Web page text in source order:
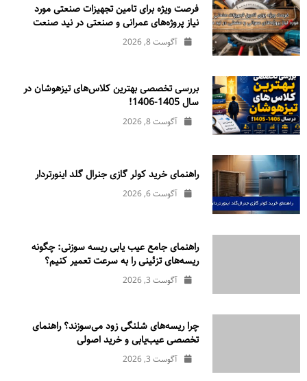
فرصت ویژه برای تامین تجهیزات صنعتی مورد
نیاز پروژه‌های عمرانی و صنعتی در نید صنعت
آگوست 8, 2026
بررسی تخصصی بهترین کلاس‌های تیزهوشان در
سال 1405-1406!
آگوست 8, 2026
راهنمای خرید کولر گازی جنرال‌ گلد اینورتر‌دار
آگوست 6, 2026
راهنمای جامع عیب یابی ریسه سوزنی: چگونه
ریسه‌های تزئینی را به سرعت تعمیر کنیم؟
آگوست 3, 2026
چرا ریسه‌های شلنگی زود می‌سوزند؟ راهنمای
تخصصی عیب‌یابی و خرید اصولی
آگوست 3, 2026